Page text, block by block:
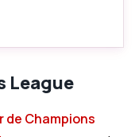
League
de Champions